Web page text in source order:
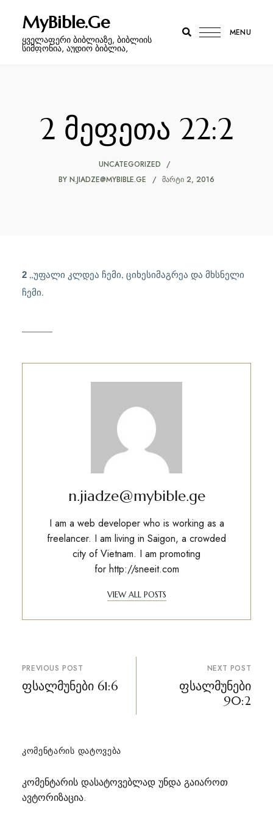
MyBible.Ge
ყველაფერი ბიბლიაზე, ბიბლიის
სიმფონია, აუდიო ბიბლია,
MENU
2 მეფეთა 22:2
UNCATEGORIZED
BY N.JIADZE@MYBIBLE.GE ᲛᲐᲠᲢᲘ 2, 2016
2 „უფალი კლდეა ჩემი, ციხესიმაგრეა და მხსნელი
ჩემი.
n.jiadze@mybible.ge
I am a web developer who is working as a
freelancer. I am living in Saigon, a crowded
city of Vietnam. I am promoting
for http://sneeit.com
VIEW ALL POSTS
პოსტის
ნავიგაცია
PREVIOUS POST
ფსალმუნები 61:6
NEXT POST
ფსალმუნები
90:2
ᲙᲝᲛᲔᲜᲢᲐᲠᲘᲡ ᲓᲐᲢᲝᲕᲔᲑᲐ
კომენტარის დასატოვებლად უნდა გაიაროთ
ავტორიზაცია.